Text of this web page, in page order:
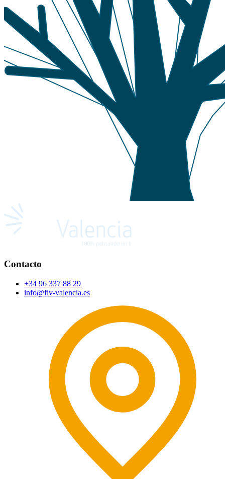
Contacto
+34 96 337 88 29
info@fiv-valencia.es